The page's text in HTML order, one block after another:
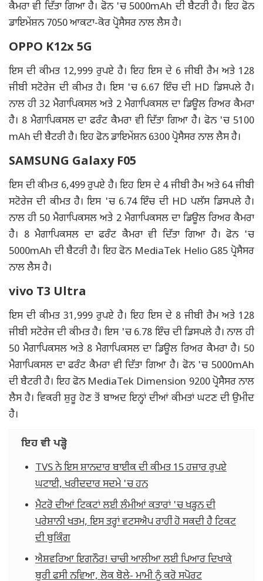
ਕੈਮਰਾ ਵੀ ਦਿੱਤਾ ਗਿਆ ਹੈ। ਫੋਨ 'ਚ 5000mAh ਦੀ ਬੈਟਰੀ ਹੈ। ਇਹ ਫੋਨ
ਡਾਇਮੇਂਸ਼ਨ 7050 ਆਕਟਾ-ਕੋਰ ਪ੍ਰੋਸੈਸਰ ਨਾਲ ਲੈਸ ਹੈ।
OPPO K12x 5G
ਇਸ ਦੀ ਕੀਮਤ 12,999 ਰੁਪਏ ਹੈ। ਇਹ ਇਸ ਦੇ 6 ਜੀਬੀ ਰੈਮ ਅਤੇ 128
ਜੀਬੀ ਸਟੋਰੇਜ ਦੀ ਕੀਮਤ ਹੈ। ਇਸ 'ਚ 6.67 ਇੰਚ ਦੀ HD ਡਿਸਪਲੇ ਹੈ।
ਨਾਲ ਹੀ 32 ਮੈਗਾਪਿਕਸਲ ਅਤੇ 2 ਮੈਗਾਪਿਕਸਲ ਦਾ ਡਿਊਲ ਰਿਅਰ ਕੈਮਰਾ
ਹੈ। 8 ਮੈਗਾਪਿਕਸਲ ਦਾ ਫਰੰਟ ਕੈਮਰਾ ਵੀ ਦਿੱਤਾ ਗਿਆ ਹੈ। ਫੋਨ 'ਚ 5100
mAh ਦੀ ਬੈਟਰੀ ਹੈ। ਇਹ ਫੋਨ ਡਾਇਮੇਂਸ਼ਨ 6300 ਪ੍ਰੋਸੈਸਰ ਨਾਲ ਲੈਸ ਹੈ।
SAMSUNG Galaxy F05
ਇਸ ਦੀ ਕੀਮਤ 6,499 ਰੁਪਏ ਹੈ। ਇਹ ਇਸ ਦੇ 4 ਜੀਬੀ ਰੈਮ ਅਤੇ 64 ਜੀਬੀ
ਸਟੋਰੇਜ ਦੀ ਕੀਮਤ ਹੈ। ਇਸ 'ਚ 6.74 ਇੰਚ ਦੀ HD ਪਲੱਸ ਡਿਸਪਲੇ ਹੈ।
ਨਾਲ ਹੀ 50 ਮੈਗਾਪਿਕਸਲ ਅਤੇ 2 ਮੈਗਾਪਿਕਸਲ ਦਾ ਡਿਊਲ ਰਿਅਰ ਕੈਮਰਾ
ਹੈ। 8 ਮੈਗਾਪਿਕਸਲ ਦਾ ਫਰੰਟ ਕੈਮਰਾ ਵੀ ਦਿੱਤਾ ਗਿਆ ਹੈ। ਫੋਨ 'ਚ
5000mAh ਦੀ ਬੈਟਰੀ ਹੈ। ਇਹ ਫੋਨ MediaTek Helio G85 ਪ੍ਰੋਸੈਸਰ
ਨਾਲ ਲੈਸ ਹੈ।
vivo T3 Ultra
ਇਸ ਦੀ ਕੀਮਤ 31,999 ਰੁਪਏ ਹੈ। ਇਹ ਇਸ ਦੇ 8 ਜੀਬੀ ਰੈਮ ਅਤੇ 128
ਜੀਬੀ ਸਟੋਰੇਜ ਦੀ ਕੀਮਤ ਹੈ। ਇਸ 'ਚ 6.78 ਇੰਚ ਦੀ ਡਿਸਪਲੇ ਹੈ। ਨਾਲ ਹੀ
50 ਮੈਗਾਪਿਕਸਲ ਅਤੇ 8 ਮੈਗਾਪਿਕਸਲ ਦਾ ਡਿਊਲ ਰਿਅਰ ਕੈਮਰਾ ਹੈ। 50
ਮੈਗਾਪਿਕਸਲ ਦਾ ਫਰੰਟ ਕੈਮਰਾ ਵੀ ਦਿੱਤਾ ਗਿਆ ਹੈ। ਫੋਨ 'ਚ 5000mAh
ਦੀ ਬੈਟਰੀ ਹੈ। ਇਹ ਫੋਨ MediaTek Dimension 9200 ਪ੍ਰੋਸੈਸਰ ਨਾਲ
ਲੈਸ ਹੈ। ਵਿਕਰੀ ਸ਼ੁਰੂ ਹੋਣ ਤੋਂ ਬਾਅਦ ਇਨ੍ਹਾਂ ਦੀਆਂ ਕੀਮਤਾਂ ਘਟਣ ਦੀ ਉਮੀਦ
ਹੈ।
ਇਹ ਵੀ ਪੜ੍ਹੋ
TVS ਨੇ ਇਸ ਸ਼ਾਨਦਾਰ ਬਾਈਕ ਦੀ ਕੀਮਤ 15 ਹਜ਼ਾਰ ਰੁਪਏ
ਘਟਾਈ, ਖਰੀਦਦਾਰ ਸਦਮੇ 'ਚ ਹਨ
ਮੈਟਰੋ ਦੀਆਂ ਟਿਕਟਾਂ ਲਈ ਲੰਮੀਆਂ ਕਤਾਰਾਂ 'ਚ ਖੜ੍ਹਨ ਦੀ
ਪਰੇਸ਼ਾਨੀ ਖਤਮ, ਇਸ ਤਰ੍ਹਾਂ ਵਟਸਐਪ ਰਾਹੀਂ ਹੋ ਸਕਦੀ ਹੈ ਟਿਕਟ
ਦੀ ਬੁਕਿੰਗ
ਐਸ਼ਵਰਿਆ ਇਗਨੌਰ! ਚਾਚੀ ਆਲੀਆ ਲਈ ਪਿਆਰ ਦਿਖਾਕੇ
ਬੁਰੀ ਫਸੀ ਨਵਿਆ, ਲੋਕ ਬੋਲੇ- ਮਾਮੀ ਨੂੰ ਕਰੋ ਸਪੋਰਟ